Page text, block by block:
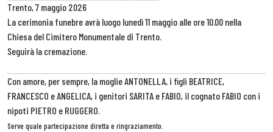
Trento, 7 maggio 2026
La cerimonia funebre avrà luogo lunedì 11 maggio alle ore 10.00 nella
Chiesa del Cimitero Monumentale di Trento.
Seguirà la cremazione.
Con amore, per sempre, la moglie ANTONELLA, i figli BEATRICE,
FRANCESCO e ANGELICA, i genitori SARITA e FABIO, il cognato FABIO con i
nipoti PIETRO e RUGGERO.
Serve quale partecipazione diretta e ringraziamento.